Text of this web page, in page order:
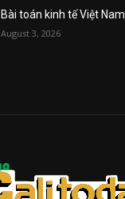
Bài toán kinh tế Việt Nam
August 3, 2026